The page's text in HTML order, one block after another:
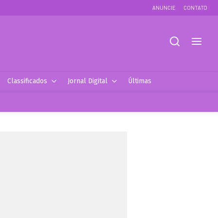
ANUNCIE CONTATO
Classificados Jornal Digital Últimas